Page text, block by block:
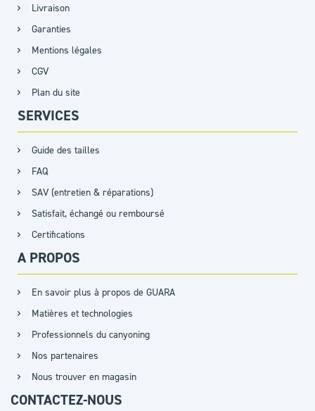
Livraison
Garanties
Mentions légales
CGV
Plan du site
SERVICES
Guide des tailles
FAQ
SAV (entretien & réparations)
Satisfait, échangé ou remboursé
Certifications
A PROPOS
En savoir plus à propos de GUARA
Matières et technologies
Professionnels du canyoning
Nos partenaires
Nous trouver en magasin
CONTACTEZ-NOUS